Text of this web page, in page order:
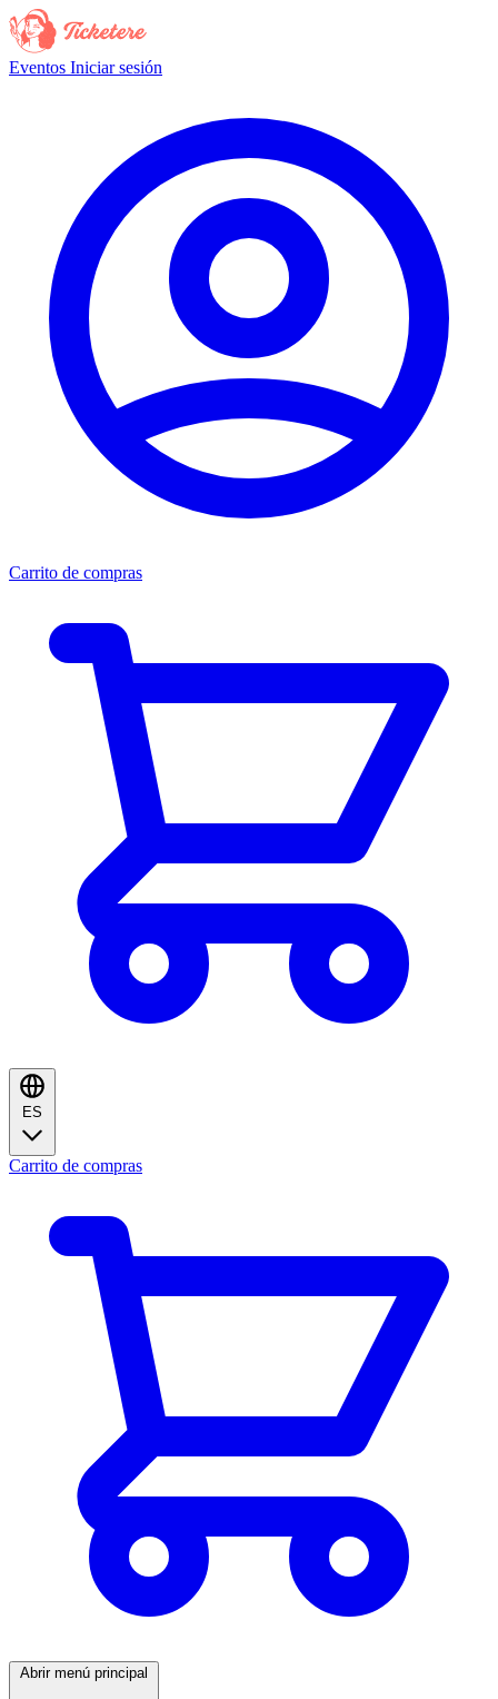
Eventos Iniciar sesión
Carrito de compras
ES
Carrito de compras
Abrir menú principal